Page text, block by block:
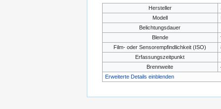
Hersteller
Modell
Belichtungsdauer
Blende
Film- oder Sensorempfindlichkeit (ISO)
Erfassungszeitpunkt
Brennweite
Erweiterte Details einblenden